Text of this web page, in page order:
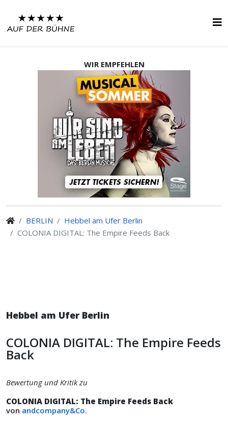
WIR EMPFEHLEN
BERLIN
Hebbel am Ufer Berlin
COLONIA DIGITAL: The Empire Feeds Back
Hebbel am Ufer Berlin
COLONIA DIGITAL: The Empire Feeds
Back
Bewertung und Kritik zu
COLONIA DIGITAL: The Empire Feeds Back
von andcompany&Co.